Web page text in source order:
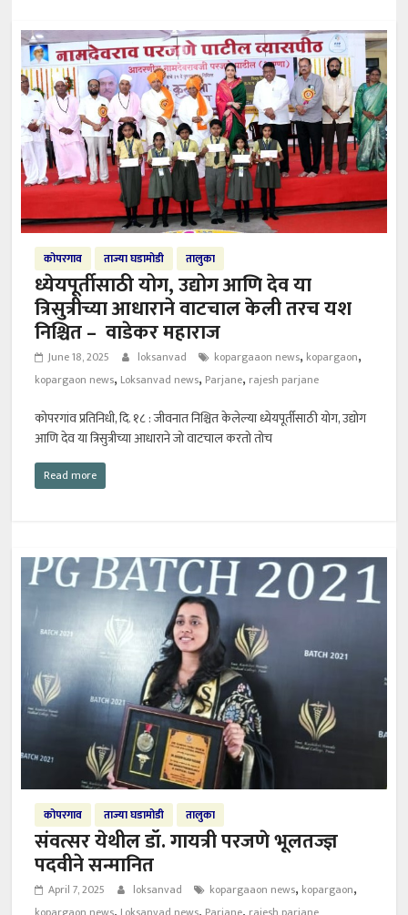
कोपरगाव ताज्या घडामोडी तालुका
ध्येयपूर्तीसाठी योग, उद्योग आणि देव या
त्रिसुत्रीच्या आधाराने वाटचाल केली तरच यश
निश्चित – वाडेकर महाराज
June 18, 2025 loksanvad kopargaaon news, kopargaon,
kopargaon news, Loksanvad news, Parjane, rajesh parjane
कोपरगांव प्रतिनिधी, दि. १८ : जीवनात निश्चित केलेल्या ध्येयपूर्तीसाठी योग, उद्योग
आणि देव या त्रिसुत्रीच्या आधाराने जो वाटचाल करतो तोच
Read more
कोपरगाव ताज्या घडामोडी तालुका
संवत्सर येथील डॉ. गायत्री परजणे भूलतज्ज्ञ
पदवीने सन्मानित
April 7, 2025 loksanvad kopargaaon news, kopargaon,